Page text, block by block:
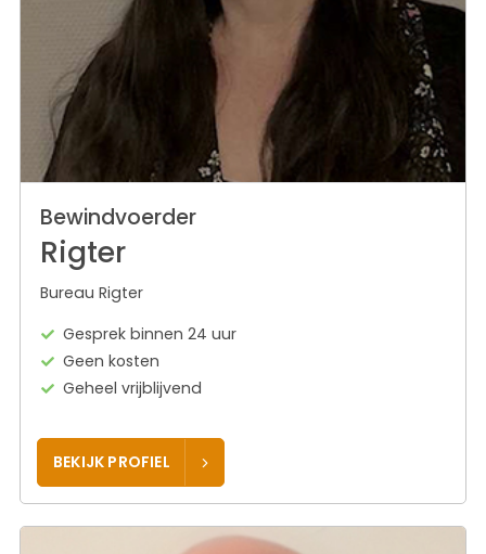
Bewindvoerder
Rigter
Bureau Rigter
Gesprek binnen 24 uur
Geen kosten
Geheel vrijblijvend
BEKIJK PROFIEL